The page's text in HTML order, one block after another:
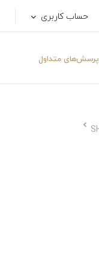
حساب کاربری
پرسش‌های متداول